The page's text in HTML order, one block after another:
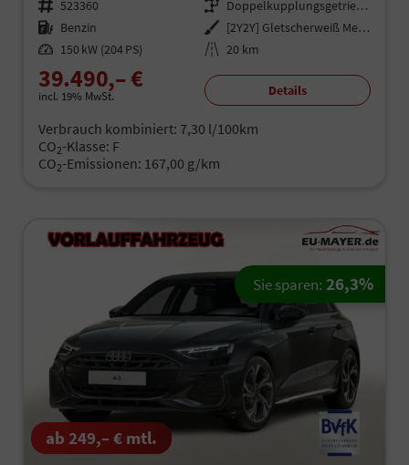
Fahrzeugnr. 523360 Getriebe
Doppelkupplungsgetriebe (DSG)
Kraftstoff Benzin Außenfarbe
[2Y2Y] Gletscherweiß Metallic
Leistung 150 kW (204 PS) Kilometerstand 20 km
39.490,– €
incl. 19% MwSt. Details
Verbrauch kombiniert: 7,30 l/100km
CO2-Klasse: F
CO2-Emissionen: 167,00 g/km
ab 249,– € mtl.
Sie sparen: 26,3%